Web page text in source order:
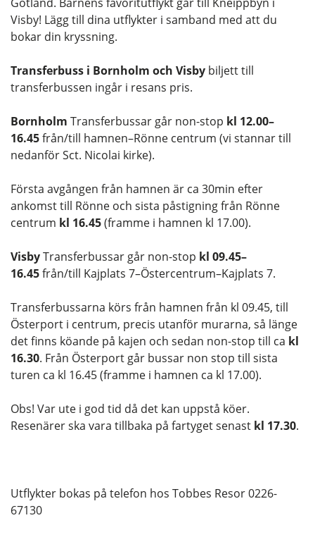
Visby! Lägg till dina utflykter i samband med att du
bokar din kryssning.
Transferbuss i Bornholm och Visby biljett till
transferbussen ingår i resans pris.
Bornholm Transferbussar går non-stop kl 12.00–
16.45från/till hamnen–Rönne centrum (vi stannar till
nedanför Sct. Nicolai kirke).
Första avgången från hamnen är ca 30min efter
ankomst till Rönne och sista påstigning från Rönne
centrum kl 16.45(framme i hamnen kl 17.00).
VisbyTransferbussar går non-stop kl 09.45–
16.45från/till Kajplats 7–Östercentrum–Kajplats 7.
Transferbussarna körs från hamnen från kl 09.45, till
Österport i centrum, precis utanför murarna, så länge
det finns köande på kajen och sedan non-stop till ca kl
16.30. Från Österport går bussar non stop till sista
turen ca kl 16.45 (framme i hamnen ca kl 17.00).
Obs! Var ute i god tid då det kan uppstå köer.
Resenärer ska vara tillbaka på fartyget senast kl 17.30.
Utflykter bokas på telefon hos Tobbes Resor 0226-
67130